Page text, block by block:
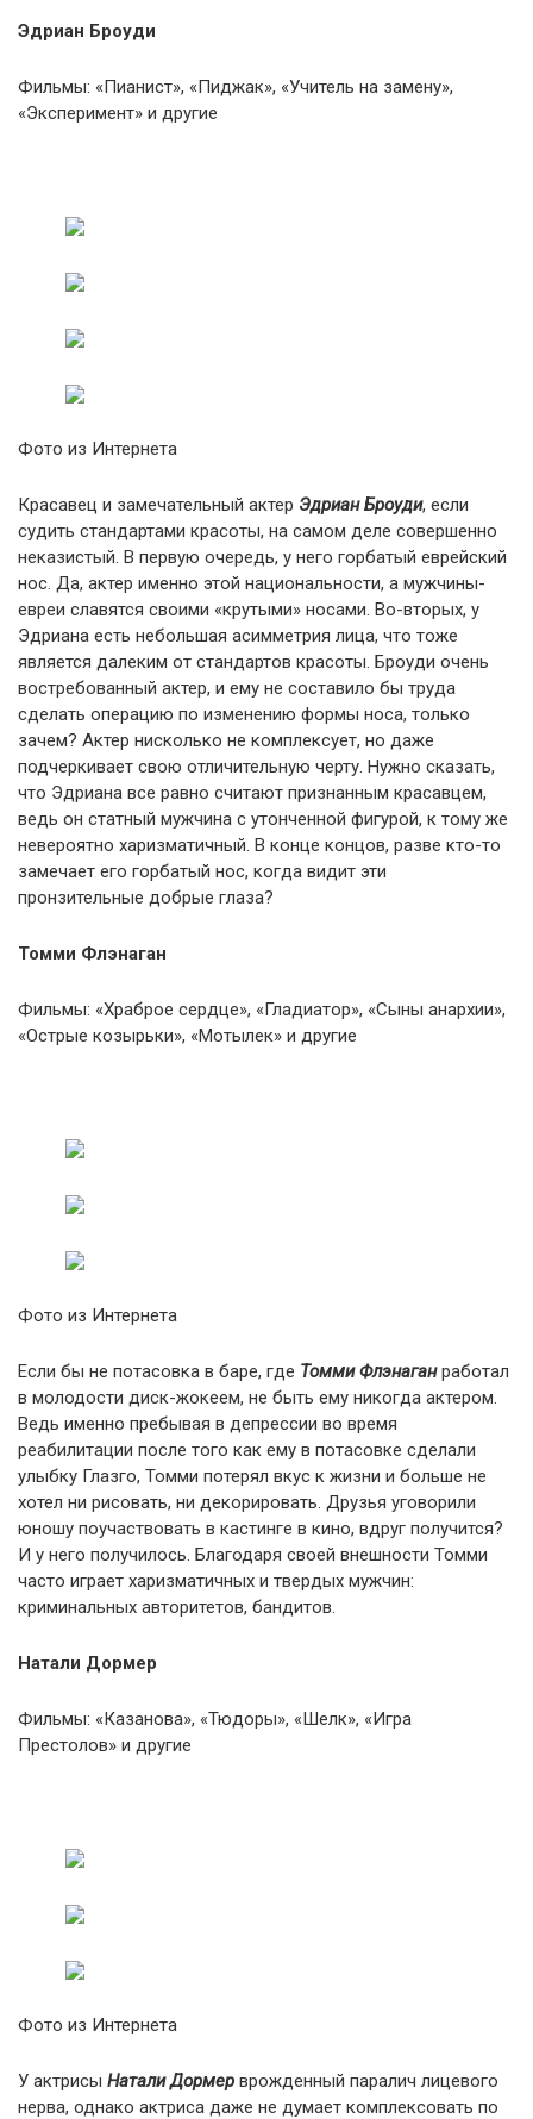
Эдриан Броуди
Фильмы: «Пианист», «Пиджак», «Учитель на замену»,
«Эксперимент» и другие
Фото из Интернета
Красавец и замечательный актер Эдриан Броуди, если
судить стандартами красоты, на самом деле совершенно
неказистый. В первую очередь, у него горбатый еврейский
нос. Да, актер именно этой национальности, а мужчины-
евреи славятся своими «крутыми» носами. Во-вторых, у
Эдриана есть небольшая асимметрия лица, что тоже
является далеким от стандартов красоты. Броуди очень
востребованный актер, и ему не составило бы труда
сделать операцию по изменению формы носа, только
зачем? Актер нисколько не комплексует, но даже
подчеркивает свою отличительную черту. Нужно сказать,
что Эдриана все равно считают признанным красавцем,
ведь он статный мужчина с утонченной фигурой, к тому же
невероятно харизматичный. В конце концов, разве кто-то
замечает его горбатый нос, когда видит эти
пронзительные добрые глаза?
Томми Флэнаган
Фильмы: «Храброе сердце», «Гладиатор», «Сыны анархии»,
«Острые козырьки», «Мотылек» и другие
Фото из Интернета
Если бы не потасовка в баре, где Томми Флэнаганработал
в молодости диск-жокеем, не быть ему никогда актером.
Ведь именно пребывая в депрессии во время
реабилитации после того как ему в потасовке сделали
улыбку Глазго, Томми потерял вкус к жизни и больше не
хотел ни рисовать, ни декорировать. Друзья уговорили
юношу поучаствовать в кастинге в кино, вдруг получится?
И у него получилось. Благодаря своей внешности Томми
часто играет харизматичных и твердых мужчин:
криминальных авторитетов, бандитов.
Натали Дормер
Фильмы: «Казанова», «Тюдоры», «Шелк», «Игра
Престолов» и другие
Фото из Интернета
У актрисы Натали Дормер врожденный паралич лицевого
нерва, однако актриса даже не думает комплексовать по